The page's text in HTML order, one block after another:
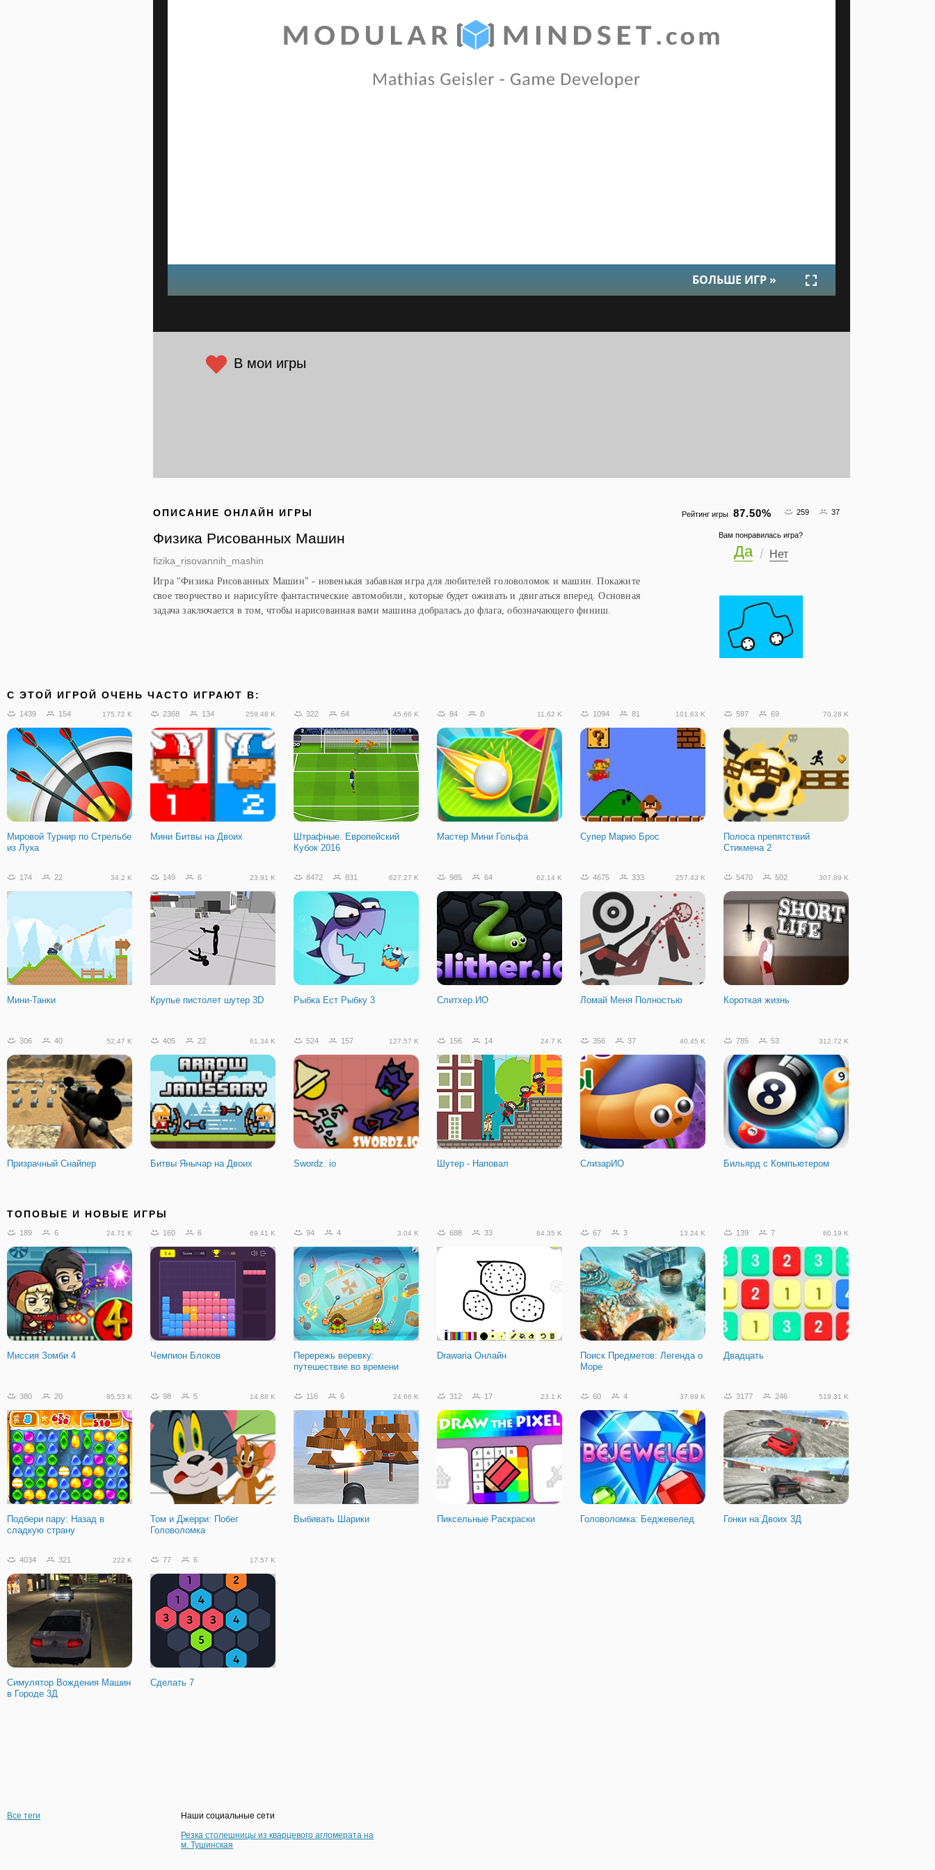
В мои игры
Рейтинг игры 87.50% 259 37
Вам понравилась игра?
Да Нет
ОПИСАНИЕ ОНЛАЙН ИГРЫ
Физика Рисованных Машин
fizika_risovannih_mashin
Игра "Физика Рисованных Машин" - новенькая забавная игра для любителей головоломок и машин. Покажите
свое творчество и нарисуйте фантастические автомобили, которые будет оживать и двигаться вперед. Основная
задача заключается в том, чтобы нарисованная вами машина добралась до флага, обозначающего финиш.
C ЭТОЙ ИГРОЙ ОЧЕНЬ ЧАСТО ИГРАЮТ В:
1439 154 175.72 K
Мировой Турнир по Стрельбе
из Лука
2368 134 259.48 K
Мини Битвы на Двоих
322 64 45.66 K
Штрафные. Европейский
Кубок 2016
84 8 11.62 K
Мастер Мини Гольфа
1094 81 101.63 K
Супер Марио Брос
597 69 70.28 K
Полоса препятствий
Стикмена 2
174 22 34.2 K
Мини-Танки
149 6 23.91 K
Крупье пистолет шутер 3D
8472 831 627.27 K
Рыбка Ест Рыбку 3
985 64 62.14 K
Слитхер.ИО
4675 333 257.43 K
Ломай Меня Полностью
5470 502 307.89 K
Короткая жизнь
306 40 52.47 K
Призрачный Снайпер
405 22 61.34 K
Битвы Янычар на Двоих
524 157 127.57 K
Swordz. io
156 14 24.7 K
Шутер - Наповал
356 37 40.45 K
СлизарИО
785 53 312.72 K
Бильярд с Компьютером
Майнкрафт: Подземелье
Геометрия Даш: Прыжки по
Тетрадке
Мозг Для Грузовика
ТОПОВЫЕ И НОВЫЕ ИГРЫ
189 6 24.71 K
Миссия Зомби 4
160 6 69.41 K
Чемпион Блоков
94 4 3.04 K
Перережь веревку:
путешествие во времени
688 33 84.35 K
Drawaria Онлайн
67 3 13.24 K
Поиск Предметов: Легенда о
Море
139 7 60.19 K
Двадцать
380 20 85.53 K
Подбери пару: Назад в
сладкую страну
98 5 14.88 K
Том и Джерри: Побег
Головоломка
116 6 24.66 K
Выбивать Шарики
312 17 23.1 K
Пиксельные Раскраски
60 4 37.89 K
Головоломка: Беджевелед
3177 246 519.31 K
Гонки на Двоих 3Д
4034 321 222 K
Симулятор Вождения Машин
в Городе 3Д
77 6 17.57 K
Сделать 7
Все теги
Наши социальные сети
Резка столешницы из кварцевого агломерата на
м. Тушинская